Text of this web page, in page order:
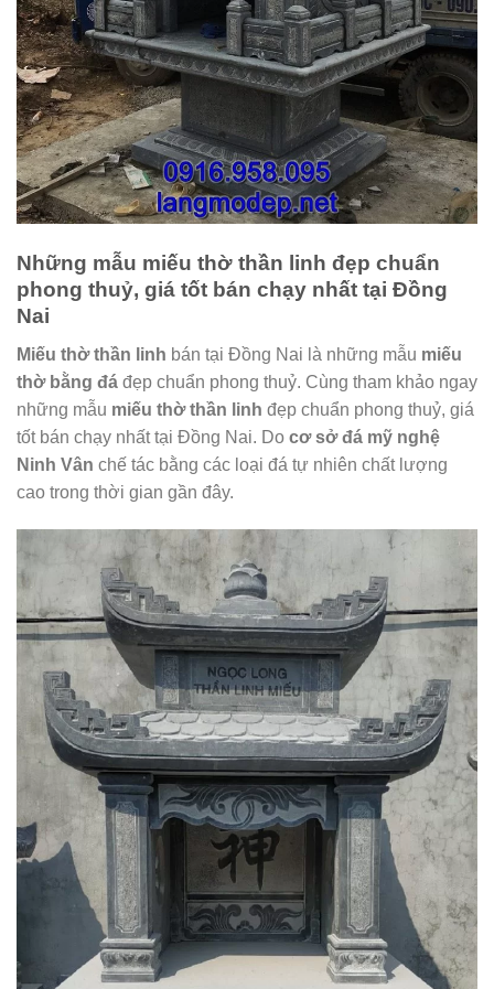
Những mẫu miếu thờ thần linh đẹp chuẩn
phong thuỷ, giá tốt bán chạy nhất tại Đồng
Nai
Miếu thờ thần linh bán tại Đồng Nai là những mẫu miếu
thờ bằng đá đẹp chuẩn phong thuỷ. Cùng tham khảo ngay
những mẫu miếu thờ thần linh đẹp chuẩn phong thuỷ, giá
tốt bán chạy nhất tại Đồng Nai. Do cơ sở đá mỹ nghệ
Ninh Vân chế tác bằng các loại đá tự nhiên chất lượng
cao trong thời gian gần đây.